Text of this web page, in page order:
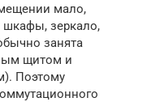
мало,
шкафы, зеркало,
занята
щитом и
Поэтому